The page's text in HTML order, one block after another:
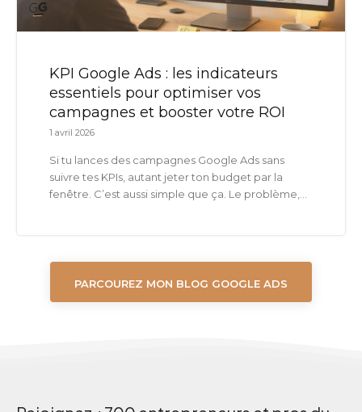
KPI Google Ads : les indicateurs
essentiels pour optimiser vos
campagnes et booster votre ROI
1 avril 2026
Si tu lances des campagnes Google Ads sans
suivre tes KPIs, autant jeter ton budget par la
fenêtre. C’est aussi simple que ça. Le problème,...
PARCOUREZ MON BLOG GOOGLE ADS